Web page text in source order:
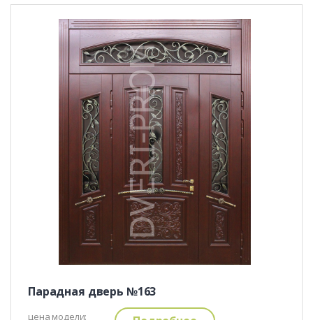
Парадная дверь №163
цена модели: